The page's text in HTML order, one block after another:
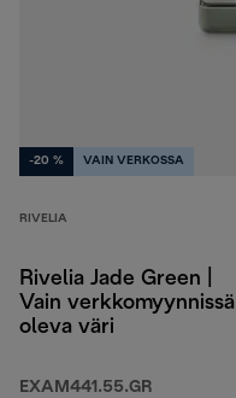
-20 % VAIN VERKOSSA
RIVELIA
Rivelia Jade Green |
Vain verkkomyynnissä
oleva väri
EXAM441.55.GR